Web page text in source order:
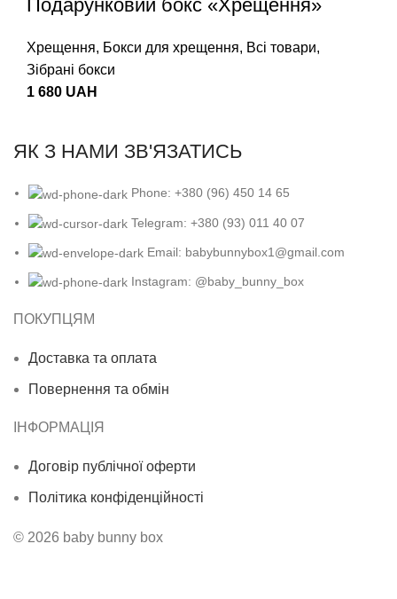
Подарунковий бокс «Хрещення»
Хрещення, Бокси для хрещення, Всі товари,
Зібрані бокси
1 680 UAH
ЯК З НАМИ ЗВ'ЯЗАТИСЬ
Phone: +380 (96) 450 14 65
Telegram: +380 (93) 011 40 07
Email: babybunnybox1@gmail.com
Instagram: @baby_bunny_box
ПОКУПЦЯМ
Доставка та оплата
Повернення та обмін
ІНФОРМАЦІЯ
Договір публічної оферти
Політика конфіденційності
© 2026 baby bunny box